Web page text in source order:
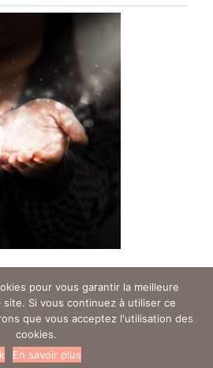
- Tous droits réservés © 2019
légales
pour vous garantir la meilleure
Si vous continuez à utiliser ce
que vous acceptez l'utilisation des
cookies.
En savoir plus